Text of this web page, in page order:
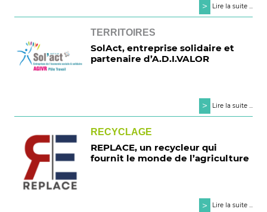
> Lire la suite ...
TERRITOIRES
SolAct, entreprise solidaire et
partenaire d’A.D.I.VALOR
> Lire la suite ...
RECYCLAGE
REPLACE, un recycleur qui
fournit le monde de l’agriculture
> Lire la suite ...